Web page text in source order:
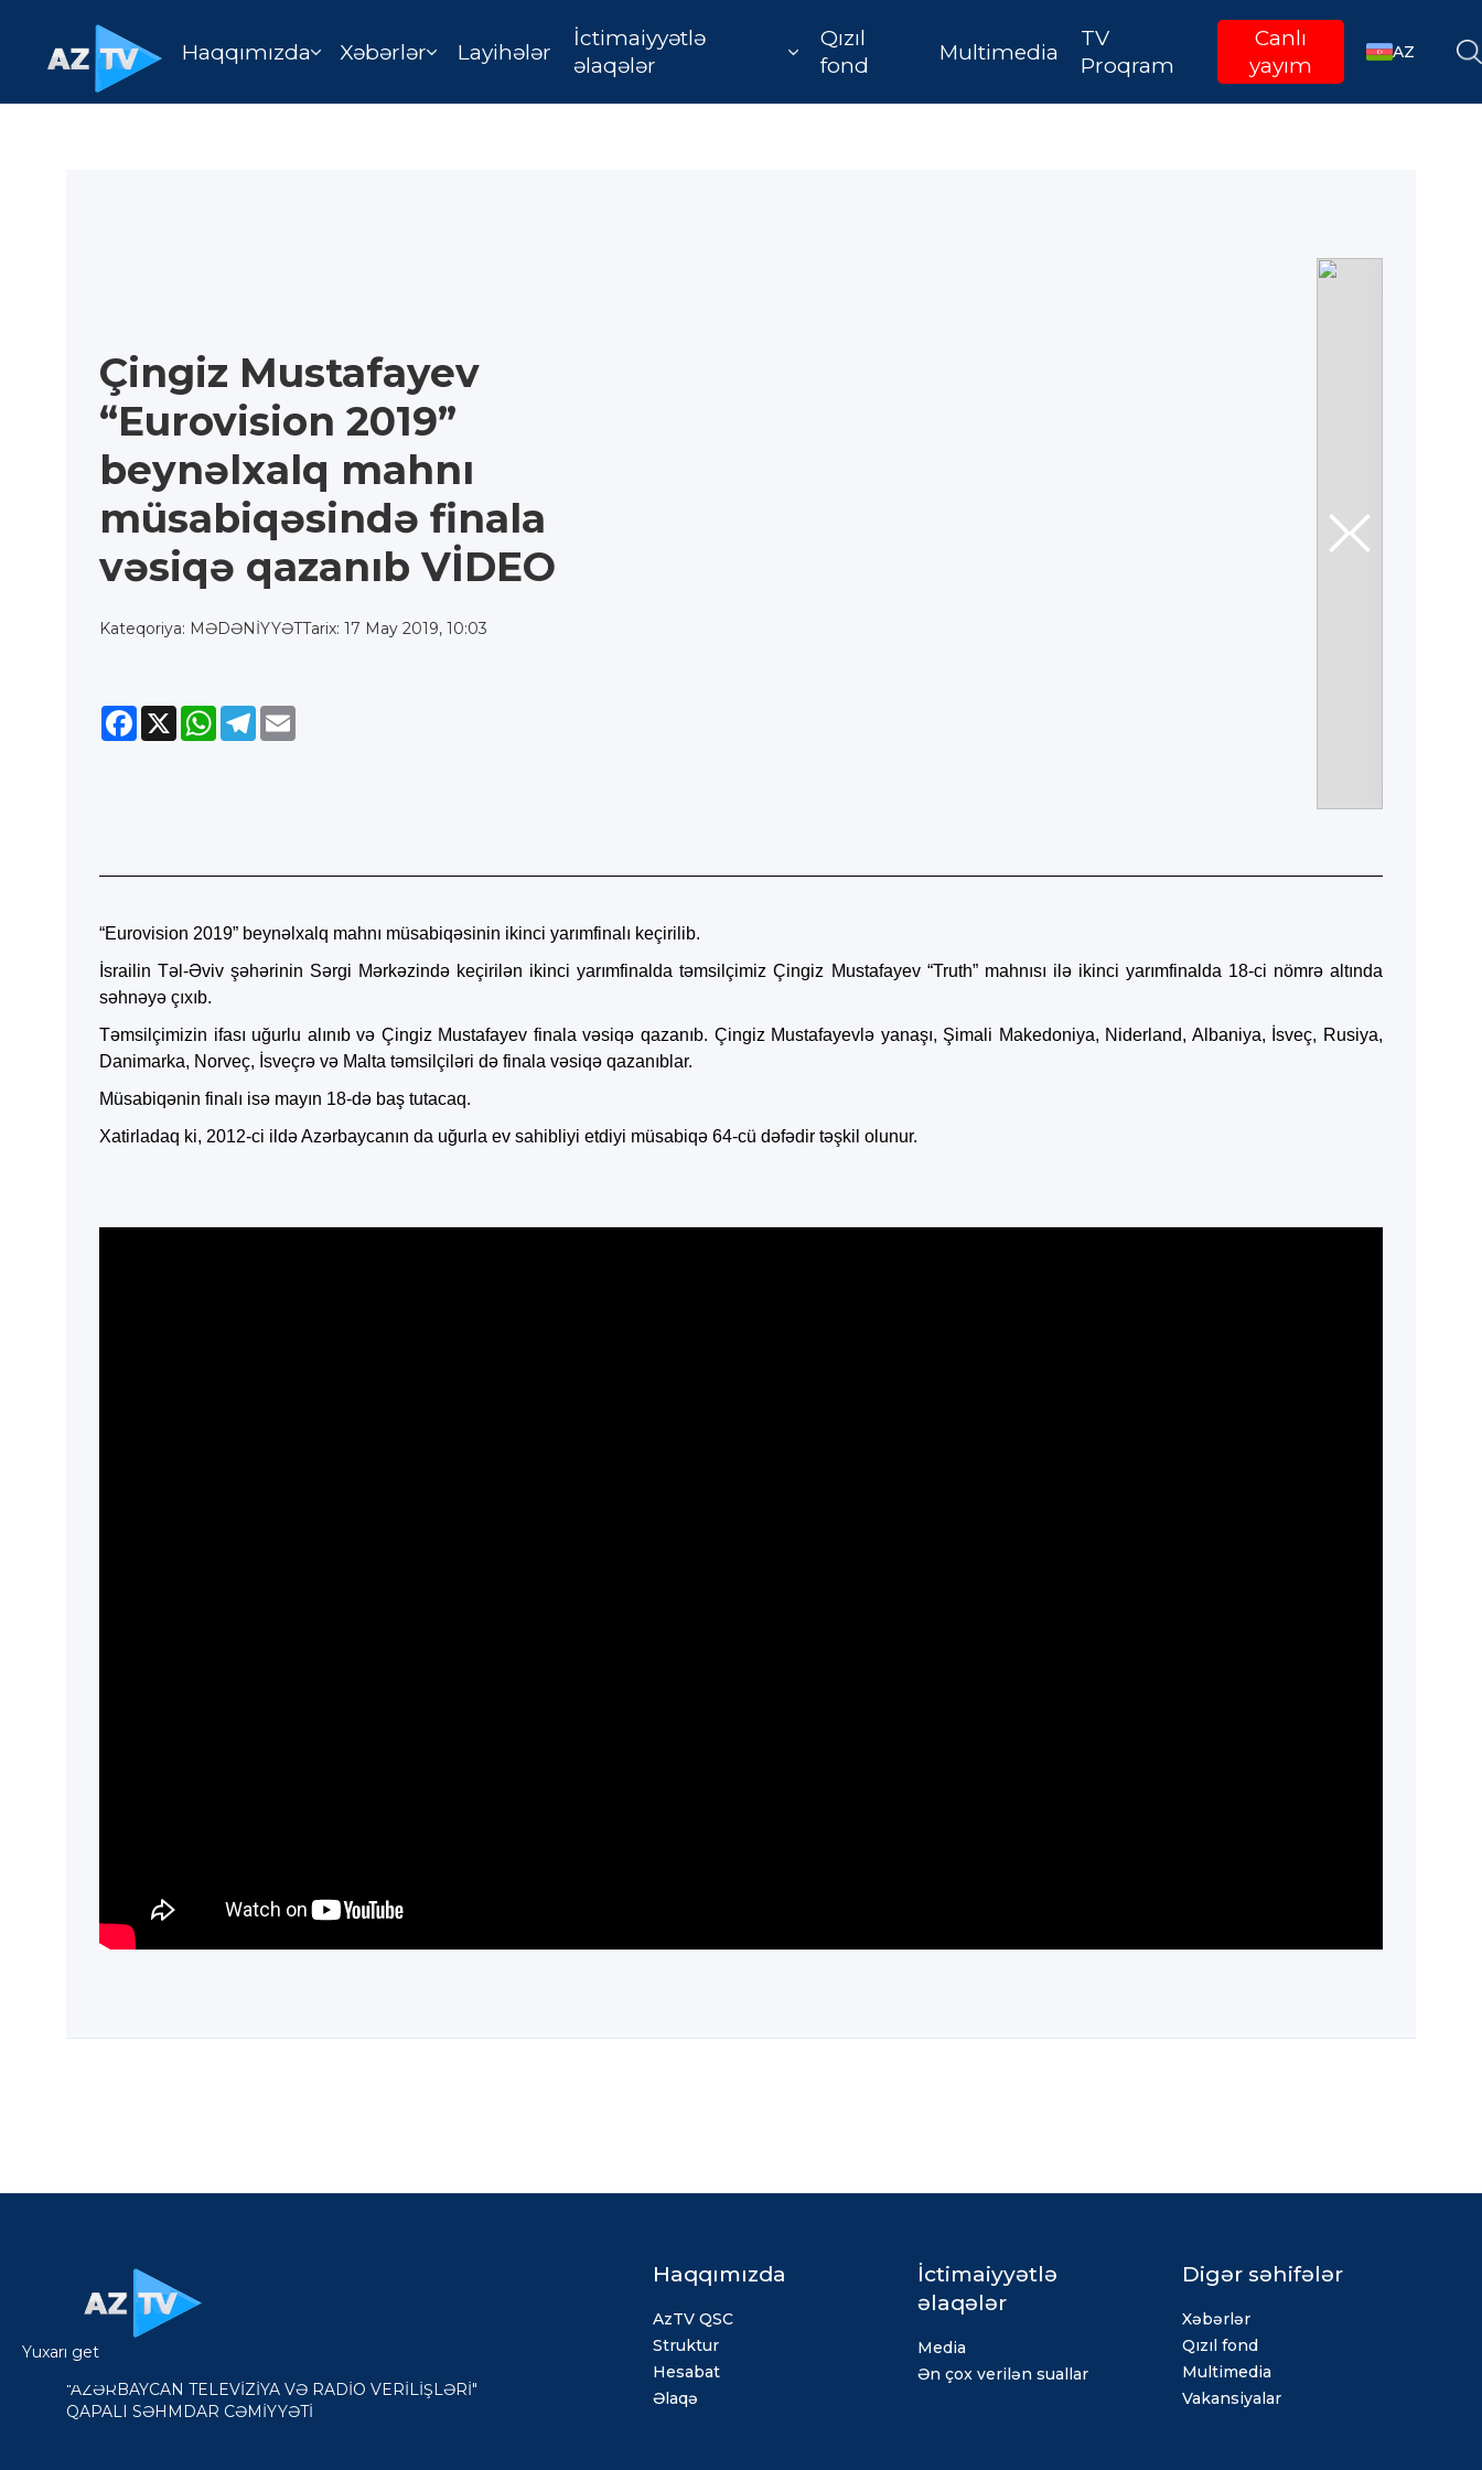
Haqqımızda Xəbərlər Layihələr
İctimaiyyətlə
əlaqələr
Qızıl
fond
Multimedia
TV
Proqram
Canlı
yayım
AZ
Çingiz Mustafayev
“Eurovision 2019”
beynəlxalq mahnı
müsabiqəsində finala
vəsiqə qazanıb VİDEO
Kateqoriya: MƏDƏNİYYƏTTarix: 17 May 2019, 10:03
Facebook
X WhatsApp
Telegram
“Eurovision 2019” beynəlxalq mahnı müsabiqəsinin ikinci yarımfinalı keçirilib.
İsrailin Təl-Əviv şəhərinin Sərgi Mərkəzində keçirilən ikinci yarımfinalda təmsilçimiz Çingiz Mustafayev “Truth” mahnısı ilə ikinci yarımfinalda 18-ci nömrə altında
səhnəyə çıxıb.
Təmsilçimizin ifası uğurlu alınıb və Çingiz Mustafayev finala vəsiqə qazanıb. Çingiz Mustafayevlə yanaşı, Şimali Makedoniya, Niderland, Albaniya, İsveç, Rusiya,
Danimarka, Norveç, İsveçrə və Malta təmsilçiləri də finala vəsiqə qazanıblar.
Müsabiqənin finalı isə mayın 18-də baş tutacaq.
Xatirladaq ki, 2012-ci ildə Azərbaycanın da uğurla ev sahibliyi etdiyi müsabiqə 64-cü dəfədir təşkil olunur.
"AZƏRBAYCAN TELEVİZİYA VƏ RADİO VERİLİŞLƏRİ"
QAPALI SƏHMDAR CƏMİYYƏTİ
Haqqımızda
AzTV QSC
Struktur
Hesabat
Əlaqə
İctimaiyyətlə
əlaqələr
Media
Ən çox verilən suallar
Digər səhifələr
Xəbərlər
Qızıl fond
Multimedia
Vakansiyalar
Yuxarı get